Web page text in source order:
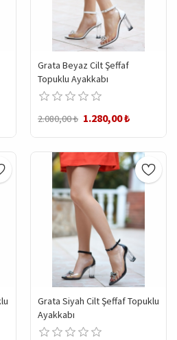
Grata Beyaz Cilt Şeffaf
Topuklu Ayakkabı
2.080,00 ₺ 1.280,00 ₺
Grata Siyah Cilt Şeffaf Topuklu
Ayakkabı